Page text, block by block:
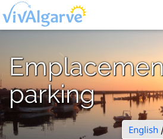
parking
English